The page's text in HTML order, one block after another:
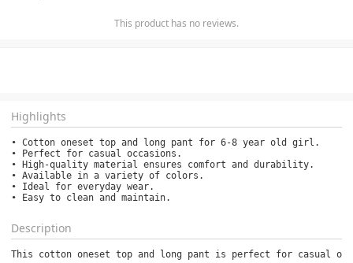
This product has no reviews.
Highlights
• Cotton oneset top and long pant for 6-8 year old girl.
• Perfect for casual occasions.
• High-quality material ensures comfort and durability.
• Available in a variety of colors.
• Ideal for everyday wear.
• Easy to clean and maintain.
Description
This cotton oneset top and long pant is perfect for casual